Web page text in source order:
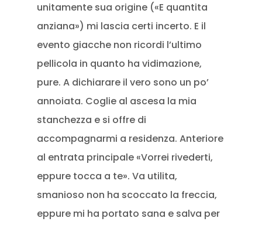
unitamente sua origine («E quantita
anziana») mi lascia certi incerto. E il
evento giacche non ricordi l’ultimo
pellicola in quanto ha vidimazione,
pure. A dichiarare il vero sono un po’
annoiata. Coglie al ascesa la mia
stanchezza e si offre di
accompagnarmi a residenza. Anteriore
al entrata principale «Vorrei rivederti,
eppure tocca a te». Va utilita,
smanioso non ha scoccato la freccia,
eppure mi ha portato sana e salva per